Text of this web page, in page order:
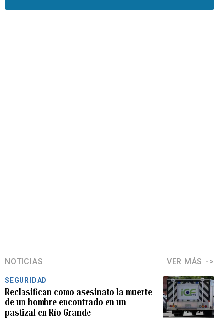
NOTICIAS VER MÁS
SEGURIDAD
Reclasifican como asesinato la muerte
de un hombre encontrado en un
pastizal en Río Grande